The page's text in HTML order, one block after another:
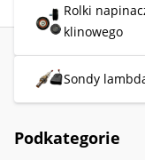
Rolki
klinowego
Sondy
Podkategorie